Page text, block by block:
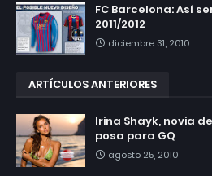
FC Barcelona: Así
2011/2012
diciembre 31, 2010
ARTÍCULOS ANTERIORES
Irina Shayk, novia
posa para GQ
agosto 25, 2010